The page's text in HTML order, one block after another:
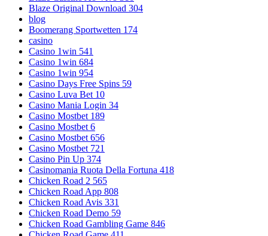
Blaze Original Download 304
blog
Boomerang Sportwetten 174
casino
Casino 1win 541
Casino 1win 684
Casino 1win 954
Casino Days Free Spins 59
Casino Luva Bet 10
Casino Mania Login 34
Casino Mostbet 189
Casino Mostbet 6
Casino Mostbet 656
Casino Mostbet 721
Casino Pin Up 374
Casinomania Ruota Della Fortuna 418
Chicken Road 2 565
Chicken Road App 808
Chicken Road Avis 331
Chicken Road Demo 59
Chicken Road Gambling Game 846